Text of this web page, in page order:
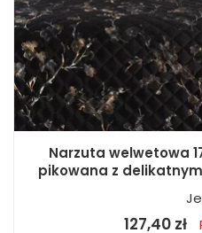
Narzuta welwetowa
pikowana z
127,40 zł